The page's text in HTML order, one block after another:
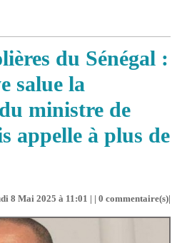
du Sénégal :
salue la
ministre de
appelle à plus de
8 Mai 2025 à 11:01 | | 0 commentaire(s)|